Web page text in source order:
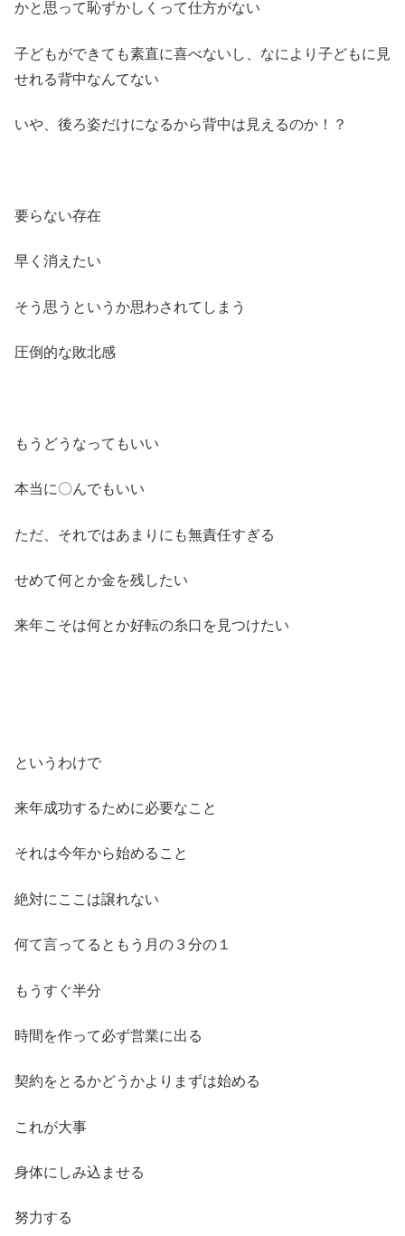
かと思って恥ずかしくって仕方がない
子どもができても素直に喜べないし、なにより子どもに見
せれる背中なんてない
いや、後ろ姿だけになるから背中は見えるのか！？
要らない存在
早く消えたい
そう思うというか思わされてしまう
圧倒的な敗北感
もうどうなってもいい
本当に〇んでもいい
ただ、それではあまりにも無責任すぎる
せめて何とか金を残したい
来年こそは何とか好転の糸口を見つけたい
というわけで
来年成功するために必要なこと
それは今年から始めること
絶対にここは譲れない
何て言ってるともう月の３分の１
もうすぐ半分
時間を作って必ず営業に出る
契約をとるかどうかよりまずは始める
これが大事
身体にしみ込ませる
努力する